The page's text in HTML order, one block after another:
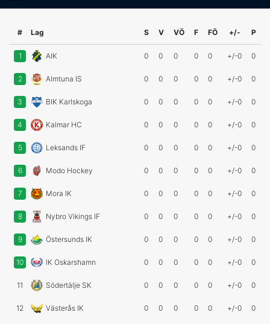
# Lag S V VÖ F FÖ +/- P
1 AIK 0 0 0 0 0 +/-0 0
2 Almtuna IS 0 0 0 0 0 +/-0 0
3 BIK Karlskoga 0 0 0 0 0 +/-0 0
4 Kalmar HC 0 0 0 0 0 +/-0 0
5 Leksands IF 0 0 0 0 0 +/-0 0
6 Modo Hockey 0 0 0 0 0 +/-0 0
7 Mora IK 0 0 0 0 0 +/-0 0
8 Nybro Vikings IF 0 0 0 0 0 +/-0 0
9 Östersunds IK 0 0 0 0 0 +/-0 0
10 IK Oskarshamn 0 0 0 0 0 +/-0 0
11 Södertälje SK 0 0 0 0 0 +/-0 0
12 Västerås IK 0 0 0 0 0 +/-0 0